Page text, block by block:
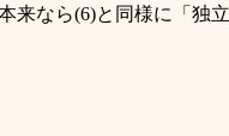
なら(6)と同様に「独